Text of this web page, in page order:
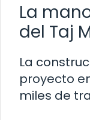
La
del Taj
La
proyecto
miles de